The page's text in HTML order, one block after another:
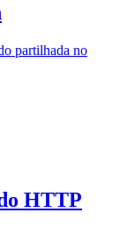
partilhada no
HTTP